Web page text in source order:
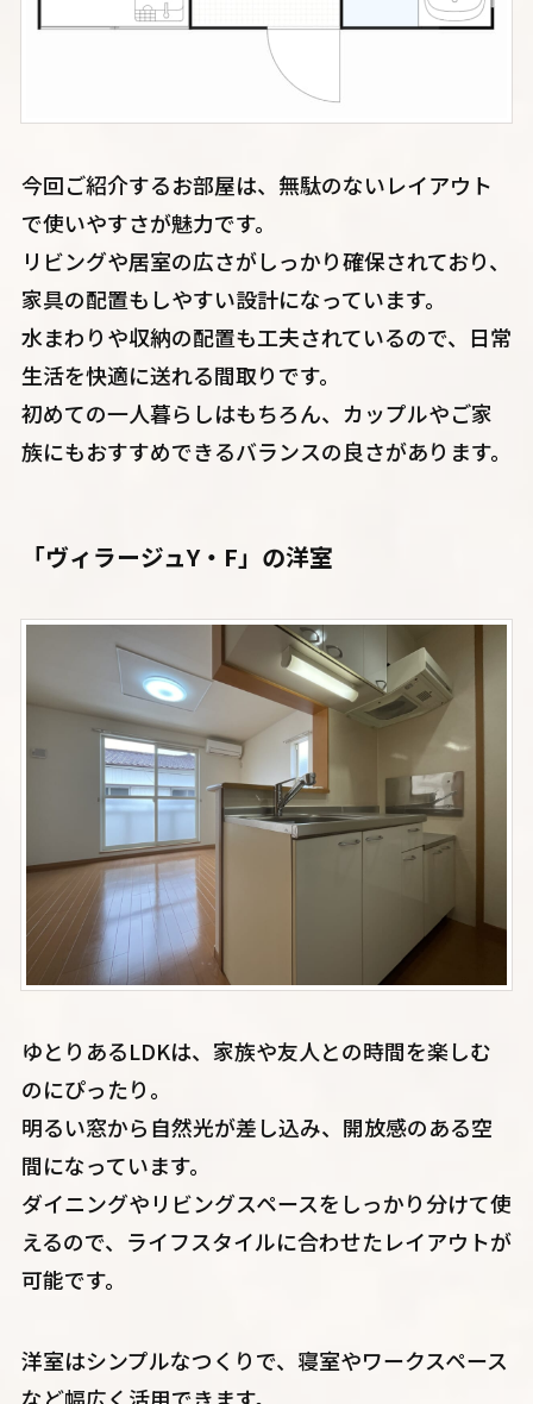
今回ご紹介するお部屋は、無駄のないレイアウト
で使いやすさが魅力です。
リビングや居室の広さがしっかり確保されており、
家具の配置もしやすい設計になっています。
水まわりや収納の配置も工夫されているので、日常
生活を快適に送れる間取りです。
初めての一人暮らしはもちろん、カップルやご家
族にもおすすめできるバランスの良さがあります。
「ヴィラージュY・F」の洋室
ゆとりあるLDKは、家族や友人との時間を楽しむ
のにぴったり。
明るい窓から自然光が差し込み、開放感のある空
間になっています。
ダイニングやリビングスペースをしっかり分けて使
えるので、ライフスタイルに合わせたレイアウトが
可能です。
洋室はシンプルなつくりで、寝室やワークスペース